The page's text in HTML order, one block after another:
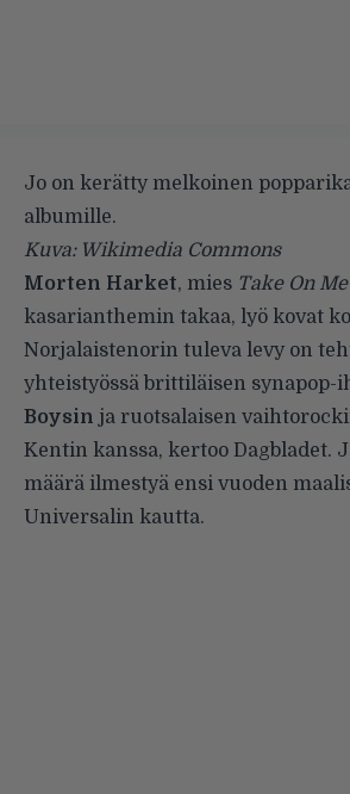
Jo on kerätty melkoinen
albumille.
Kuva: Wikimedia Commons
Morten Harket, mies Take On Me
kasarianthemin takaa, lyö kovat
Norjalaistenorin tuleva levy on
yhteistyössä brittiläisen synapop-
Boysin ja ruotsalaisen
Kentin kanssa, kertoo Dagbladet.
määrä ilmestyä ensi vuoden
Universalin kautta.